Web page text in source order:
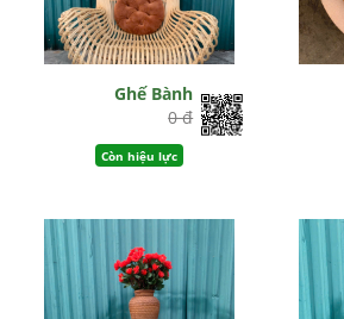
Ghế Bành
0 đ
Còn hiệu lực